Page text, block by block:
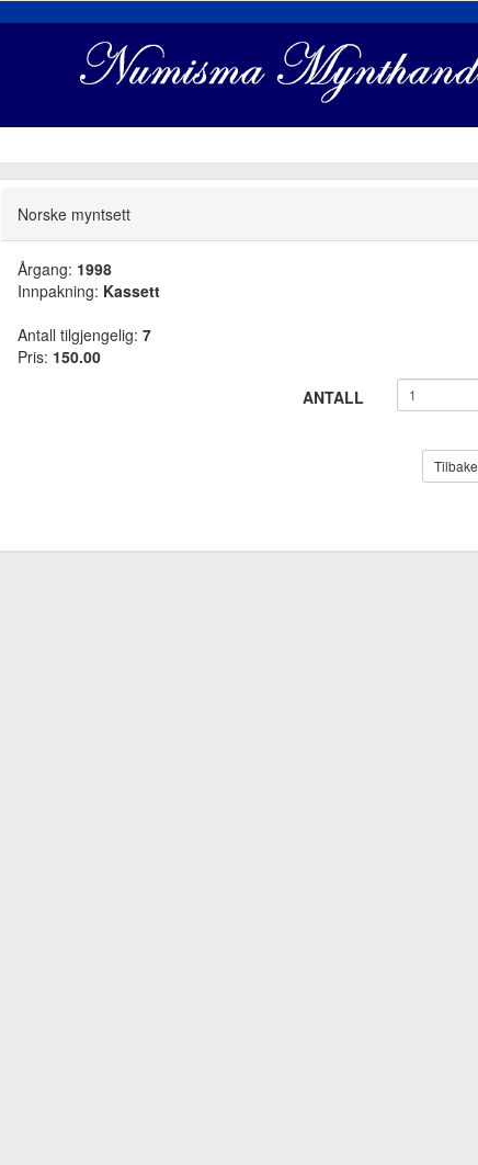
Norske myntsett
Årgang: 1998
Innpakning: Kassett
Antall tilgjengelig: 7
Pris: 150.00
ANTALL
Tilbake